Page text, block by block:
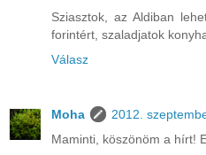
Sziasztok, az Aldiban
forintért, szaladjatok
Válasz
Moha
2012.
Maminti, köszönöm a hírt!